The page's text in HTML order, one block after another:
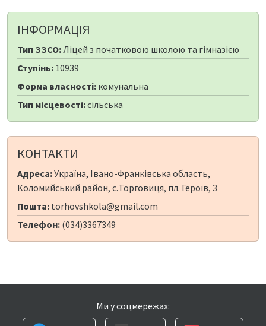
ІНФОРМАЦІЯ
Тип ЗЗСО:Ліцей з початковою школою та гімназією
Ступінь: 10939
Форма власності: комунальна
Тип місцевості:сільська
КОНТАКТИ
Адреса:Україна, Івано-Франківська область,
Коломийський район, с.Торговиця, пл. Героїв, 3
Пошта: torhovshkola@gmail.com
Телефон: (034)3367349
Ми у соцмережах: